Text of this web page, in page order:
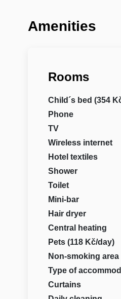
Amenities
Rooms
Child´s bed (354
Phone
TV
Wireless internet
Hotel textiles
Shower
Toilet
Mini-bar
Hair dryer
Central heating
Pets (118 Kč/day)
Non-smoking area
Type of
Curtains